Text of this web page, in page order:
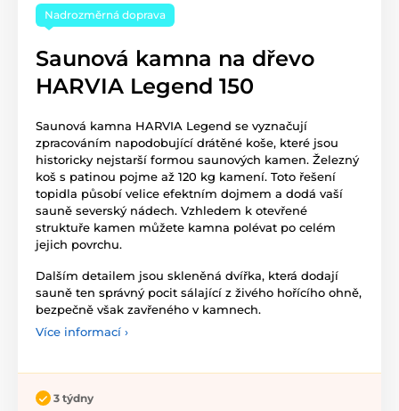
Nadrozměrná doprava
Saunová kamna na dřevo
HARVIA Legend 150
Saunová kamna HARVIA Legend se vyznačují
zpracováním napodobující drátěné koše, které jsou
historicky nejstarší formou saunových kamen. Železný
koš s patinou pojme až 120 kg kamení. Toto řešení
topidla působí velice efektním dojmem a dodá vaší
sauně severský nádech. Vzhledem k otevřené
struktuře kamen můžete kamna polévat po celém
jejich povrchu.
Dalším detailem jsou skleněná dvířka, která dodají
sauně ten správný pocit sálající z živého hořícího ohně,
bezpečně však zavřeného v kamnech.
Více informací ›
3 týdny